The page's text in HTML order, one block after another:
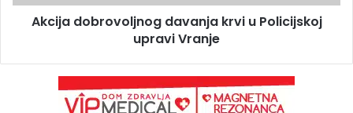
Akcija dobrovoljnog davanja krvi u Policijskoj
upravi Vranje